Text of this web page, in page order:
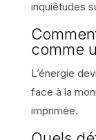
inquiétudes
comme
L’énergie
face à la
imprimée.